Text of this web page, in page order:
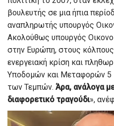
βουλευτής σε μια ήπια
αναπληρωτής υπουργός
Ακολούθως υπουργός
στην Ευρώπη, στους
ενεργειακή κρίση και
Υποδομών και Μεταφορών 5
των Τεμπών. Άρα, ανάλογα
διαφορετικό τραγούδι»,